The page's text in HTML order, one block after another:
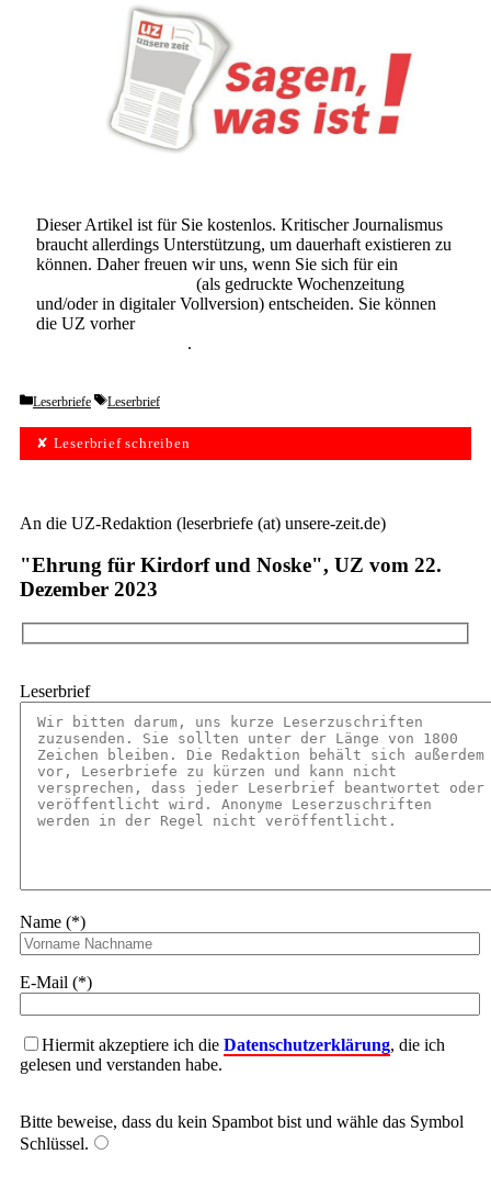
Dieser Artikel ist für Sie kostenlos. Kritischer Journalismus
braucht allerdings Unterstützung, um dauerhaft existieren zu
können. Daher freuen wir uns, wenn Sie sich für ein
(als gedruckte Wochenzeitung
und/oder in digitaler Vollversion) entscheiden. Sie können
die UZ vorher
.
Categories
Leserbriefe Tags
Leserbrief
✘ Leserbrief schreiben
An die UZ-Redaktion (leserbriefe (at) unsere-zeit.de)
"Ehrung für Kirdorf und Noske", UZ vom 22.
Dezember 2023
Leserbrief
Name (*)
E-Mail (*)
Hiermit akzeptiere ich die Datenschutzerklärung, die ich
gelesen und verstanden habe.
Bitte beweise, dass du kein Spambot bist und wähle das Symbol
Schlüssel.